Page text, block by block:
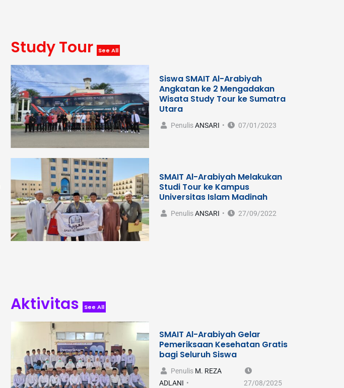
Study Tour See All
Siswa SMAIT Al-Arabiyah
Angkatan ke 2 Mengadakan
Wisata Study Tour ke Sumatra
Utara
PenulisANSARI 07/01/2023
SMAIT Al-Arabiyah Melakukan
Studi Tour ke Kampus
Universitas Islam Madinah
PenulisANSARI 27/09/2022
Aktivitas See All
SMAIT Al-Arabiyah Gelar
Pemeriksaan Kesehatan Gratis
bagi Seluruh Siswa
Penulis M. REZA
ADLANI
27/08/2025